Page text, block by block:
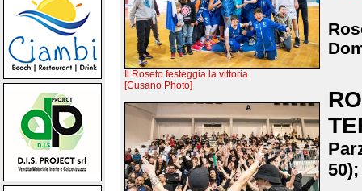
Il Roseto festeggia la vittoria.
[Cusano Photo]